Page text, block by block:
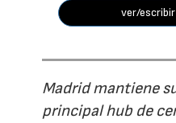
ver/
Madrid mantiene
principal hub de